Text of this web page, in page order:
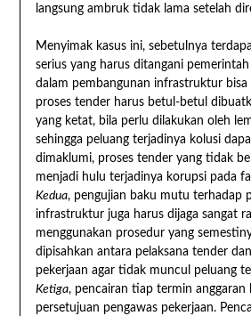
langsung ambruk tidak lama setelah
Menyimak kasus ini, sebetulnya
serius yang harus ditangani
dalam pembangunan infrastruktur bisa
proses tender harus betul-betul
yang ketat, bila perlu dilakukan oleh
sehingga peluang terjadinya kolusi
dimaklumi, proses tender yang tidak
menjadi hulu terjadinya korupsi pada
Kedua, pengujian baku mutu terhadap
infrastruktur juga harus dijaga sangat
menggunakan prosedur yang
dipisahkan antara pelaksana tender
pekerjaan agar tidak muncul peluang
Ketiga, pencairan tiap termin anggaran
persetujuan pengawas pekerjaan.